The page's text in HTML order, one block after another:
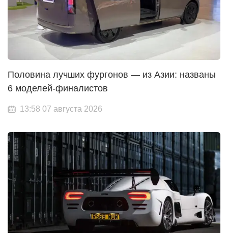
Половина лучших фургонов — из Азии: названы
6 моделей-финалистов
13:58 07 августа 2026